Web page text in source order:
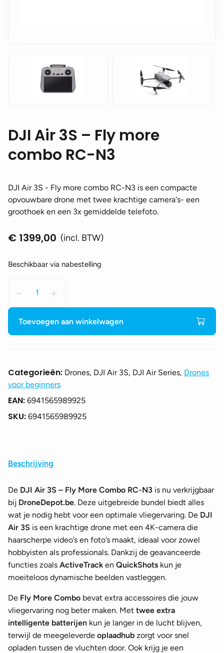
DJI Air 3S – Fly more
combo RC-N3
DJI Air 3S - Fly more combo RC-N3 is een compacte
opvouwbare drone met twee krachtige camera's- een
groothoek en een 3x gemiddelde telefoto.
€ 1399,00 (incl. BTW)
Beschikbaar via nabestelling
-
Air
3S
Fly
RC-
aantal
+
Toevoegen aan winkelwagen
Categorieën: Drones, DJI Air 3S, DJI Air Series, Drones
voor beginners
EAN: 6941565989925
SKU: 6941565989925
Beschrijving
De DJI Air 3S – Fly More Combo RC-N3 is nu verkrijgbaar
bij DroneDepot.be. Deze uitgebreide bundel biedt alles
wat je nodig hebt voor een optimale vliegervaring. De DJI
Air 3S is een krachtige drone met een 4K-camera die
haarscherpe video’s en foto’s maakt, ideaal voor zowel
hobbyisten als professionals. Dankzij de geavanceerde
functies zoals ActiveTrack en QuickShots kun je
moeiteloos dynamische beelden vastleggen.
De Fly More Combo bevat extra accessoires die jouw
vliegervaring nog beter maken. Met twee extra
intelligente batterijen kun je langer in de lucht blijven,
terwijl de meegeleverde oplaadhub zorgt voor snel
opladen tussen de vluchten door. Ook krijg je een